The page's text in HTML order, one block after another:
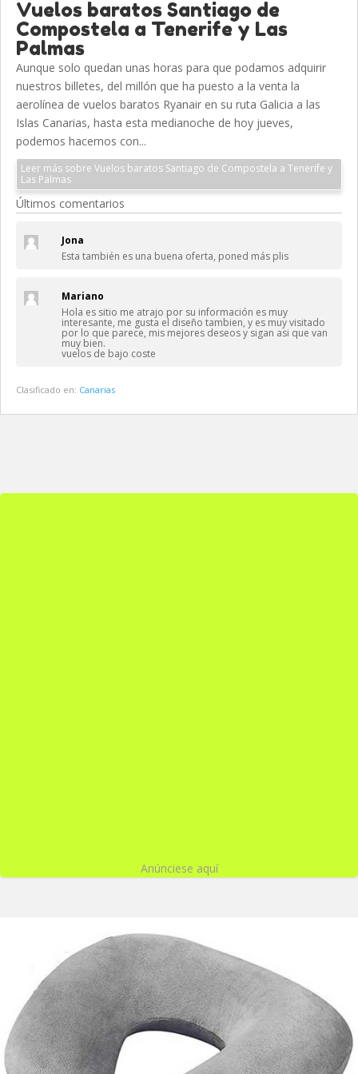
Vuelos baratos Santiago de
Compostela a Tenerife y Las
Palmas
Aunque solo quedan unas horas para que podamos adquirir
nuestros billetes, del millón que ha puesto a la venta la
aerolínea de vuelos baratos Ryanair en su ruta Galicia a las
Islas Canarias, hasta esta medianoche de hoy jueves,
podemos hacernos con...
Leer más sobre Vuelos baratos Santiago de Compostela a Tenerife y
Las Palmas
Últimos comentarios
Jona
Esta también es una buena oferta, poned más plis
Mariano
Hola es sitio me atrajo por su información es muy
interesante, me gusta el diseño tambien, y es muy visitado
por lo que parece, mis mejores deseos y sigan asi que van
muy bien.
vuelos de bajo coste
Clasificado en: Canarias
Anúnciese aquí